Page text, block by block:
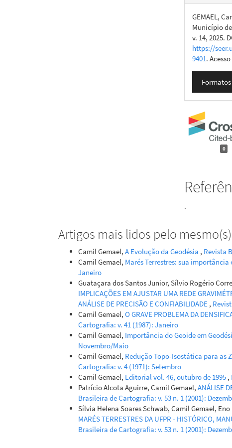
GEMAEL,
Município
v. 14, 2025.
https://
9401.
0
.
Artigos mais lidos pelo
Camil Gemael, A Evolução da Geodésia , Revista
Camil Gemael, Marés Terrestres: sua importância
Janeiro
Guataçara dos Santos Junior, Sílvio Rogério
IMPLICAÇÕES EM AJUSTAR UMA REDE
ANÁLISE DE PRECISÃO E CONFIABILIDADE ,
Camil Gemael, O GRAVE PROBLEMA DA
Cartografia: v. 41 (1987): Janeiro
Camil Gemael, Importância do Geoide em
Novembro/Maio
Camil Gemael, Redução Topo-Isostática para as
Cartografia: v. 4 (1971): Setembro
Camil Gemael, Editorial vol. 46, outubro de 1995 ,
Patrício Alcota Aguirre, Camil Gemael, ANÁLISE
Brasileira de Cartografia: v. 53 n. 1 (2001):
Sílvia Helena Soares Schwab, Camil Gemael,
MARÉS TERRESTRES DA UFPR - HISTÓRICO,
Brasileira de Cartografia: v. 53 n. 1 (2001):